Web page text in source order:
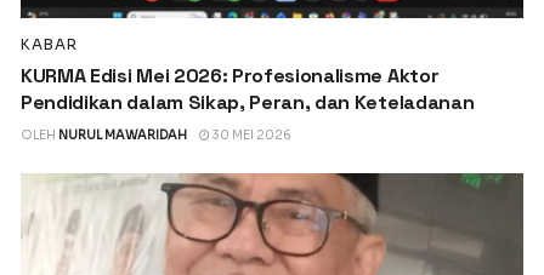
KABAR
KURMA Edisi Mei 2026: Profesionalisme Aktor
Pendidikan dalam Sikap, Peran, dan Keteladanan
OLEH NURUL MAWARIDAH 30 MEI 2026